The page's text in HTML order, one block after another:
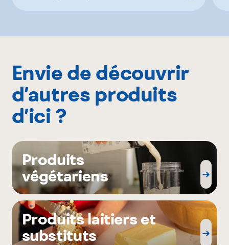
Envie de découvrir
d’autres produits
d’ici ?
Produits
végétariens
Produits laitiers et
substituts